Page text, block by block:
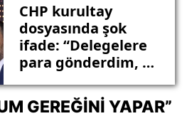
CHP kurultay
dosyasında şok
ifade: “Delegelere
para gönderdim, oy
GEREĞINI YAPAR”